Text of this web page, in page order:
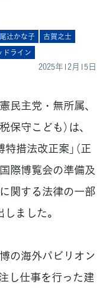
尾辻󠄀かな子
古賀之士
ドライン
2025年12月15日
民主党・無所属、
守こども）は、
措法改正案」（正
際博覧会の準備及
関する法律の一部
ました。
の海外パビリオン
し仕事を行った建